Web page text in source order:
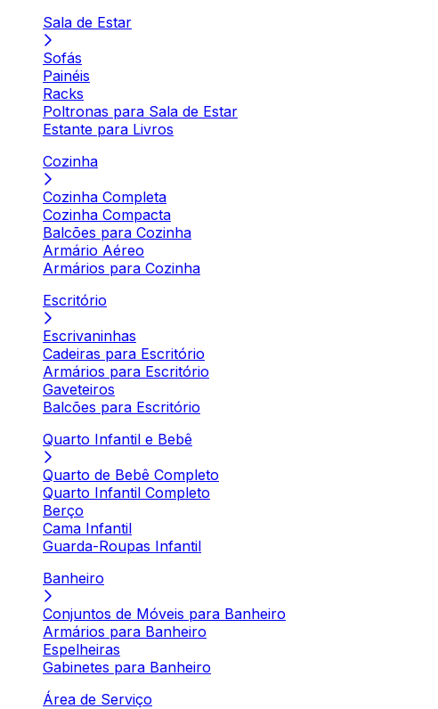
Sala de Estar
Sofás
Painéis
Racks
Poltronas para Sala de Estar
Estante para Livros
Cozinha
Cozinha Completa
Cozinha Compacta
Balcões para Cozinha
Armário Aéreo
Armários para Cozinha
Escritório
Escrivaninhas
Cadeiras para Escritório
Armários para Escritório
Gaveteiros
Balcões para Escritório
Quarto Infantil e Bebê
Quarto de Bebê Completo
Quarto Infantil Completo
Berço
Cama Infantil
Guarda-Roupas Infantil
Banheiro
Conjuntos de Móveis para Banheiro
Armários para Banheiro
Espelheiras
Gabinetes para Banheiro
Área de Serviço